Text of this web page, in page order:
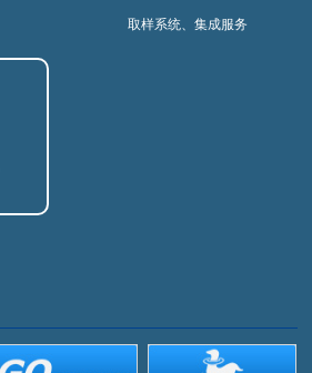
取样系统、集成服务